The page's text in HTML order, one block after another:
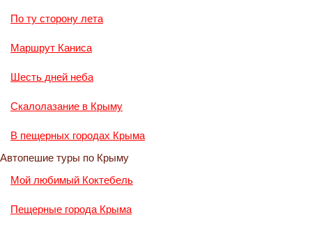
По ту сторону лета
Маршрут Каниса
Шесть дней неба
Скалолазание в Крыму
В пещерных городах Крыма
Автопешие туры по Крыму
Мой любимый Коктебель
Пещерные города Крыма